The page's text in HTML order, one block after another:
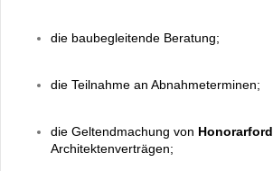
die baubegleitende Beratung;
die Teilnahme an Abnahmeterminen;
die Geltendmachung von
Architektenverträgen;